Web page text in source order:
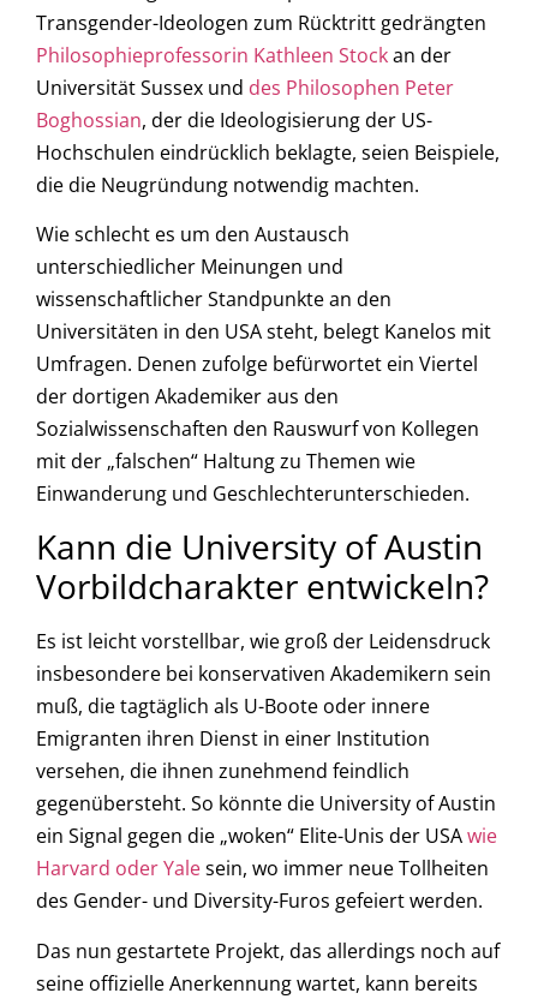
Transgender-Ideologen zum Rücktritt gedrängten
Philosophieprofessorin Kathleen Stockan der
Universität Sussex und des Philosophen Peter
Boghossian, der die Ideologisierung der US-
Hochschulen eindrücklich beklagte, seien Beispiele,
die die Neugründung notwendig machten.
Wie schlecht es um den Austausch
unterschiedlicher Meinungen und
wissenschaftlicher Standpunkte an den
Universitäten in den USA steht, belegt Kanelos mit
Umfragen. Denen zufolge befürwortet ein Viertel
der dortigen Akademiker aus den
Sozialwissenschaften den Rauswurf von Kollegen
mit der „falschen“ Haltung zu Themen wie
Einwanderung und Geschlechterunterschieden.
Kann die University of Austin
Vorbildcharakter entwickeln?
Es ist leicht vorstellbar, wie groß der Leidensdruck
insbesondere bei konservativen Akademikern sein
muß, die tagtäglich als U-Boote oder innere
Emigranten ihren Dienst in einer Institution
versehen, die ihnen zunehmend feindlich
gegenübersteht. So könnte die University of Austin
ein Signal gegen die „woken“ Elite-Unis der USAwie
Harvard oder Yalesein, wo immer neue Tollheiten
des Gender- und Diversity-Furos gefeiert werden.
Das nun gestartete Projekt, das allerdings noch auf
seine offizielle Anerkennung wartet, kann bereits